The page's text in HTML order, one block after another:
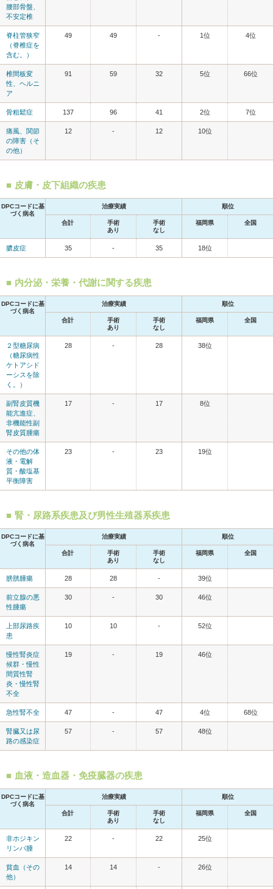
腰部骨盤、
不安定椎
脊柱管狭窄
（脊椎症を
含む。）
49 49 - 1位 4位
椎間板変
性、ヘルニ
ア
91 59 32 5位 66位
骨粗鬆症 137 96 41 2位 7位
痛風、関節
の障害（そ
の他）
12 - 12 10位
皮膚・皮下組織の疾患
DPCコードに基
づく病名
治療実績 順位
合計
手術
あり
手術
なし
福岡県 全国
膿皮症 35 - 35 18位
内分泌・栄養・代謝に関する疾患
DPCコードに基
づく病名
治療実績 順位
合計
手術
あり
手術
なし
福岡県 全国
２型糖尿病
（糖尿病性
ケトアシド
ーシスを除
く。）
28 - 28 38位
副腎皮質機
能亢進症、
非機能性副
腎皮質腫瘍
17 - 17 8位
その他の体
液・電解
質・酸塩基
平衡障害
23 - 23 19位
腎・尿路系疾患及び男性生殖器系疾患
DPCコードに基
づく病名
治療実績 順位
合計
手術
あり
手術
なし
福岡県 全国
膀胱腫瘍 28 28 - 39位
前立腺の悪
性腫瘍
30 - 30 46位
上部尿路疾
患
10 10 - 52位
慢性腎炎症
候群・慢性
間質性腎
炎・慢性腎
不全
19 - 19 46位
急性腎不全 47 - 47 4位 68位
腎臓又は尿
路の感染症
57 - 57 48位
血液・造血器・免疫臓器の疾患
DPCコードに基
づく病名
治療実績 順位
合計
手術
あり
手術
なし
福岡県 全国
非ホジキン
リンパ腫
22 - 22 25位
貧血（その
他）
14 14 - 26位